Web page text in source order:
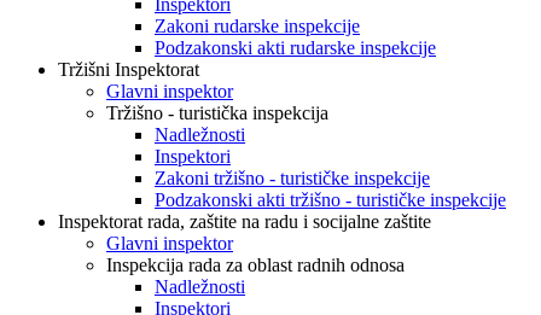
Inspektori
Zakoni rudarske inspekcije
Podzakonski akti rudarske inspekcije
Tržišni Inspektorat
Glavni inspektor
Tržišno - turistička inspekcija
Nadležnosti
Inspektori
Zakoni tržišno - turističke inspekcije
Podzakonski akti tržišno - turističke inspekcije
Inspektorat rada, zaštite na radu i socijalne zaštite
Glavni inspektor
Inspekcija rada za oblast radnih odnosa
Nadležnosti
Inspektori